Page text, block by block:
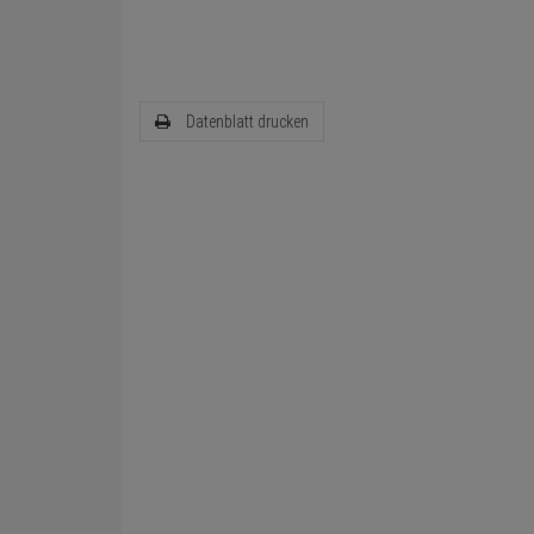
Datenblatt drucken